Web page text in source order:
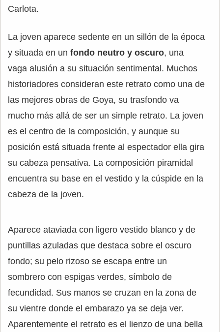
Carlota.
La joven aparece sedente en un sillón de la época
y situada en un fondo neutro y oscuro, una
vaga alusión a su situación sentimental. Muchos
historiadores consideran este retrato como una de
las mejores obras de Goya, su trasfondo va
mucho más allá de ser un simple retrato. La joven
es el centro de la composición, y aunque su
posición está situada frente al espectador ella gira
su cabeza pensativa. La composición piramidal
encuentra su base en el vestido y la cúspide en la
cabeza de la joven.
Aparece ataviada con ligero vestido blanco y de
puntillas azuladas que destaca sobre el oscuro
fondo; su pelo rizoso se escapa entre un
sombrero con espigas verdes, símbolo de
fecundidad. Sus manos se cruzan en la zona de
su vientre donde el embarazo ya se deja ver.
Aparentemente el retrato es el lienzo de una bella